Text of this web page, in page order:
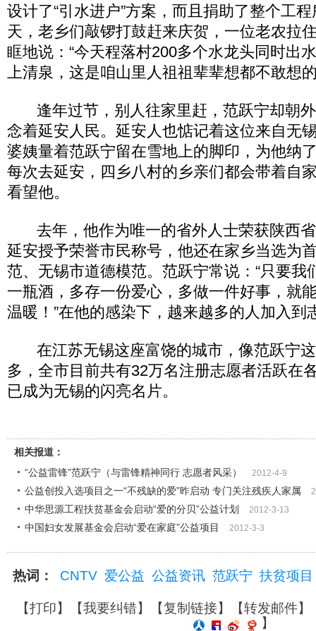
设计了“引水进户”方案，而且捐助了整个工
天，老乡们敲锣打鼓赶来庆贺，一位老农拉
眶地说：“今天程落村200多个水龙头同时出
上清泉，这是咱山里人祖祖辈辈想都不敢想
逢年过节，别人往家里赶，范跃宁却朝外
念着延安人民。延安人也惦记着这位来自无
婆姨量着范跃宁留在雪地上的脚印，为他纳
每次去延安，四乡八村的乡亲们都会带着自
看望他。
去年，他作为唯一的省外人士荣获陕西省
延安授予荣誉市民称号，他还在家乡当选为
范、无锡市道德模范。范跃宁常说：“只要我
一瓶酒，多存一份爱心，多做一件好事，就
温暖！”在他的感染下，越来越多的人加入到
在江苏无锡这座富饶的城市，像范跃宁这
多，全市目前共有32万名注册志愿者活跃在
已成为无锡的闪亮名片。
相关报道：
“公益雷锋”范跃宁（与雷锋精神同行 志愿者风采）
2012-4-9
公益创投入选项目之一“不残缺的爱”昨启动 专门关注残疾人家属
中华思源工程扶贫基金会启动“爱的分贝”公益计划 2012-3-13
中国妇女发展基金会启动“爱在家庭”公益项目 2012-3-3
热词： CNTV 爱公益 公益资讯 范跃宁 扶贫项目
【打印】【我要纠错】【复制链接】【转发邮件】
】